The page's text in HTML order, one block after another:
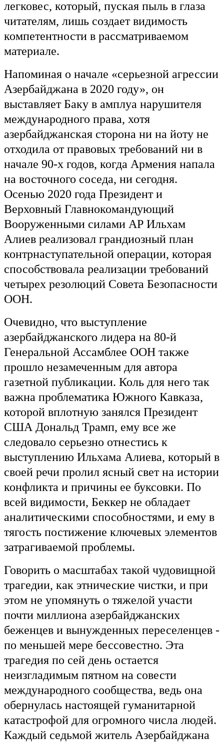
легковес, который, пуская пыль в глаза
читателям, лишь создает видимость
компетентности в рассматриваемом
материале.
Напоминая о начале «серьезной агрессии
Азербайджана в 2020 году», он
выставляет Баку в амплуа нарушителя
международного права, хотя
азербайджанская сторона ни на йоту не
отходила от правовых требований ни в
начале 90-х годов, когда Армения напала
на восточного соседа, ни сегодня.
Осенью 2020 года Президент и
Верховный Главнокомандующий
Вооруженными силами АР Ильхам
Алиев реализовал грандиозный план
контрнаступательной операции, которая
способствовала реализации требований
четырех резолюций Совета Безопасности
ООН.
Очевидно, что выступление
азербайджанского лидера на 80-й
Генеральной Ассамблее ООН также
прошло незамеченным для автора
газетной публикации. Коль для него так
важна проблематика Южного Кавказа,
которой вплотную занялся Президент
США Дональд Трамп, ему все же
следовало серьезно отнестись к
выступлению Ильхама Алиева, который в
своей речи пролил ясный свет на истории
конфликта и причины ее буксовки. По
всей видимости, Беккер не обладает
аналитическими способностями, и ему в
тягость постижение ключевых элементов
затрагиваемой проблемы.
Говорить о масштабах такой чудовищной
трагедии, как этнические чистки, и при
этом не упомянуть о тяжелой участи
почти миллиона азербайджанских
беженцев и вынужденных переселенцев -
по меньшей мере бессовестно. Эта
трагедия по сей день остается
неизгладимым пятном на совести
международного сообщества, ведь она
обернулась настоящей гуманитарной
катастрофой для огромного числа людей.
Каждый седьмой житель Азербайджана